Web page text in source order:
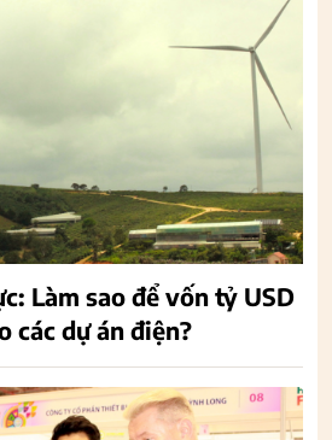
Làm sao để vốn tỷ USD
các dự án điện?